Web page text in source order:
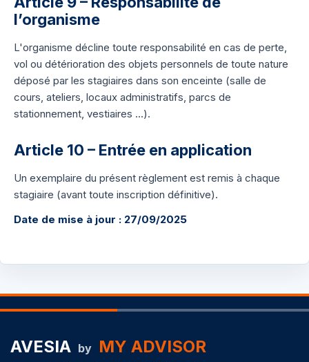
l’organisme
L'organisme décline toute responsabilité en cas de perte,
vol ou détérioration des objets personnels de toute nature
déposé par les stagiaires dans son enceinte (salle de
cours, ateliers, locaux administratifs, parcs de
stationnement, vestiaires ...).
Article 10 – Entrée en application
Un exemplaire du présent règlement est remis à chaque
stagiaire (avant toute inscription définitive).
Date de mise à jour : 27/09/2025
AVESIA by MY ADVISOR